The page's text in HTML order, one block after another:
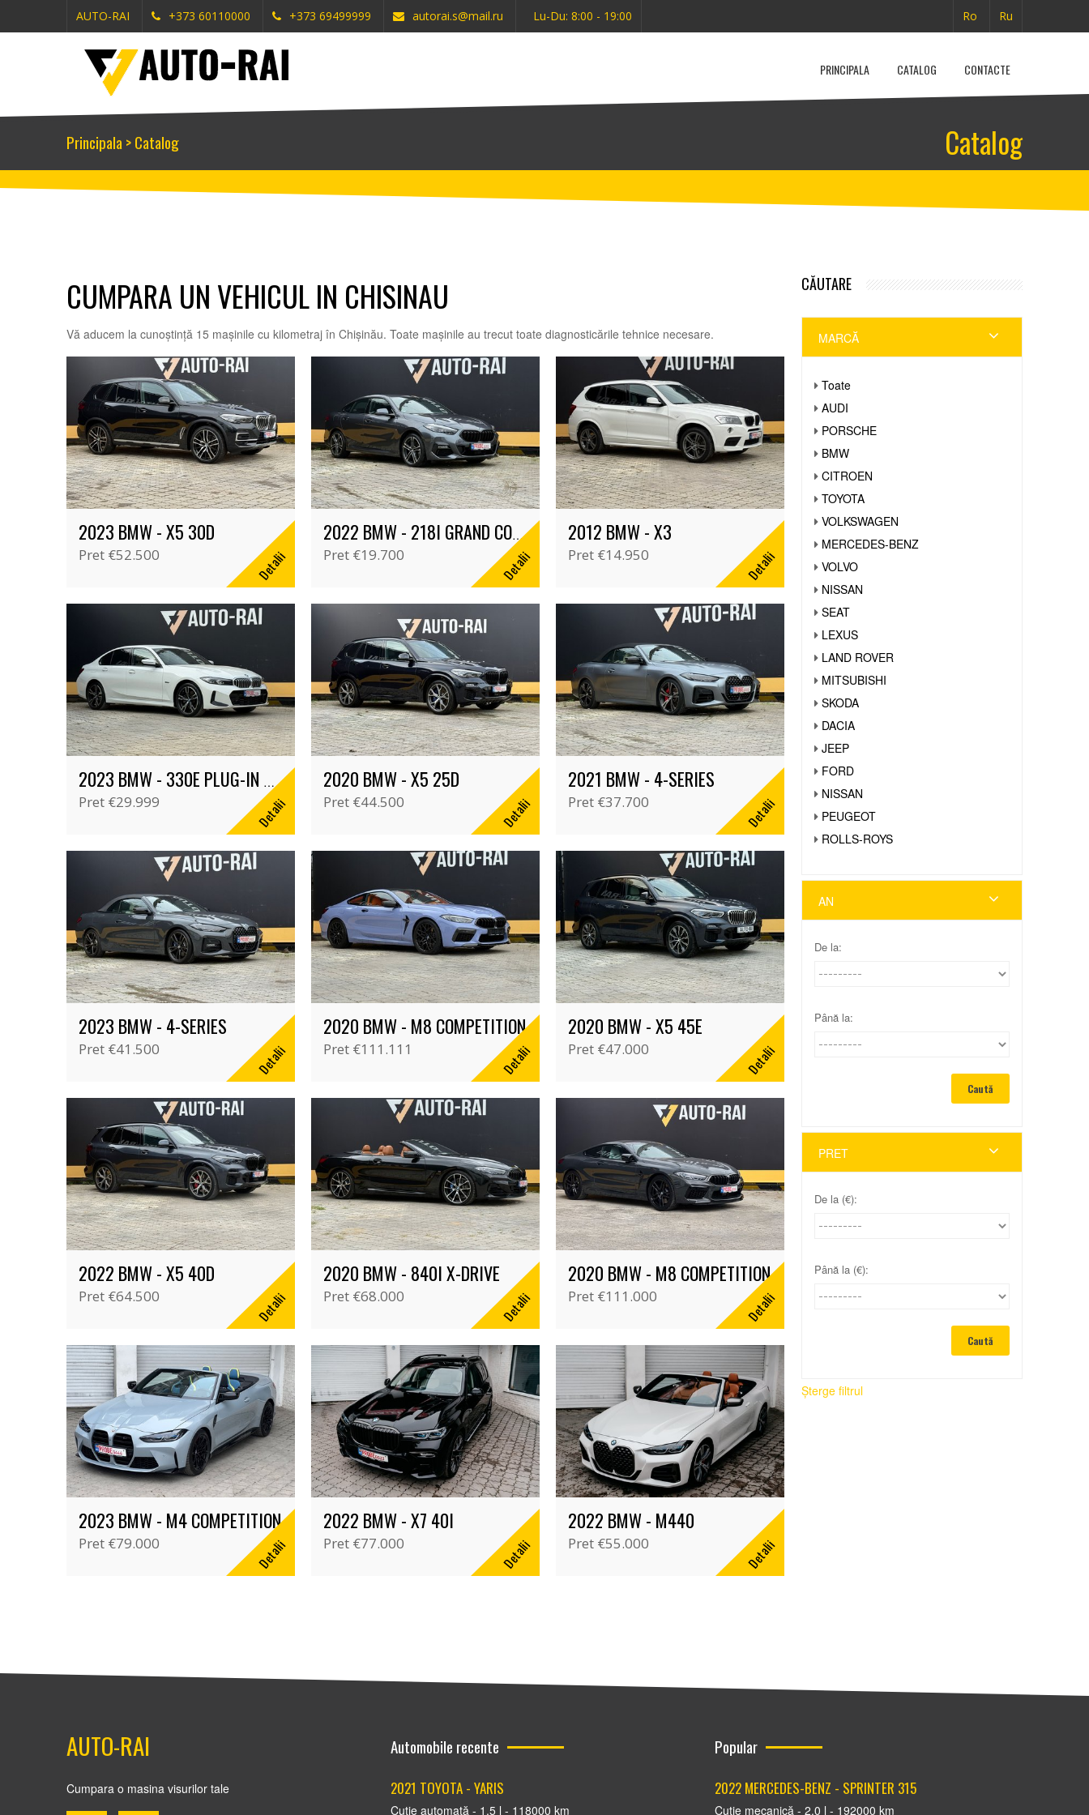
AUTO-RAI +373 60110000 +373 69499999 autorai.s@mail.ru Lu-Du: 8:00 - 19:00 Ro Ru
PRINCIPALA CATALOG CONTACTE
Principala >Catalog Catalog
CUMPARA UN VEHICUL IN CHISINAU
Vă aducem la cunoștință 15 mașinile cu kilometraj în Chișinău. Toate mașinile au trecut toate diagnosticările tehnice necesare.
2023 BMW - X5 30D
Pret €52.500 Detalii
2022 BMW - 218I GRAND COUPE
Pret €19.700 Detalii
2012 BMW - X3
Pret €14.950 Detalii
2023 BMW - 330E PLUG-IN HYBRID
Pret €29.999 Detalii
2020 BMW - X5 25D
Pret €44.500 Detalii
2021 BMW - 4-SERIES
Pret €37.700 Detalii
2023 BMW - 4-SERIES
Pret €41.500 Detalii
2020 BMW - M8 COMPETITION
Pret €111.111 Detalii
2020 BMW - X5 45E
Pret €47.000 Detalii
2022 BMW - X5 40D
Pret €64.500 Detalii
2020 BMW - 840I X-DRIVE
Pret €68.000 Detalii
2020 BMW - M8 COMPETITION
Pret €111.000 Detalii
2023 BMW - M4 COMPETITION
Pret €79.000 Detalii
2022 BMW - X7 40I
Pret €77.000 Detalii
2022 BMW - M440
Pret €55.000 Detalii
CĂUTARE
MARCĂ
Toate
AUDI
PORSCHE
BMW
CITROEN
TOYOTA
VOLKSWAGEN
MERCEDES-BENZ
VOLVO
NISSAN
SEAT
LEXUS
LAND ROVER
MITSUBISHI
SKODA
DACIA
JEEP
FORD
NISSAN
PEUGEOT
ROLLS-ROYS
AN
De la:
Până la:
PRET
De la (€):
Până la (€):
Șterge filtrul
AUTO-RAI
Cumpara o masina visurilor tale
Automobile recente
2021 TOYOTA - YARIS
Cutie automată - 1.5 l - 118000 km
Popular
2022 MERCEDES-BENZ - SPRINTER 315
Cutie mecanică - 2.0 l - 192000 km